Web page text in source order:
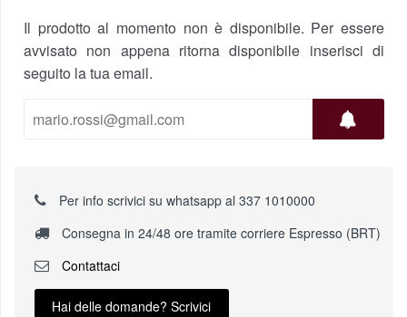
Il prodotto al momento non è disponibile. Per essere
avvisato non appena ritorna disponibile inserisci di
seguito la tua email.
Per info scrivici su whatsapp al 337 1010000
Consegna in 24/48 ore tramite corriere Espresso (BRT)
Contattaci
Hai delle domande? Scrivici